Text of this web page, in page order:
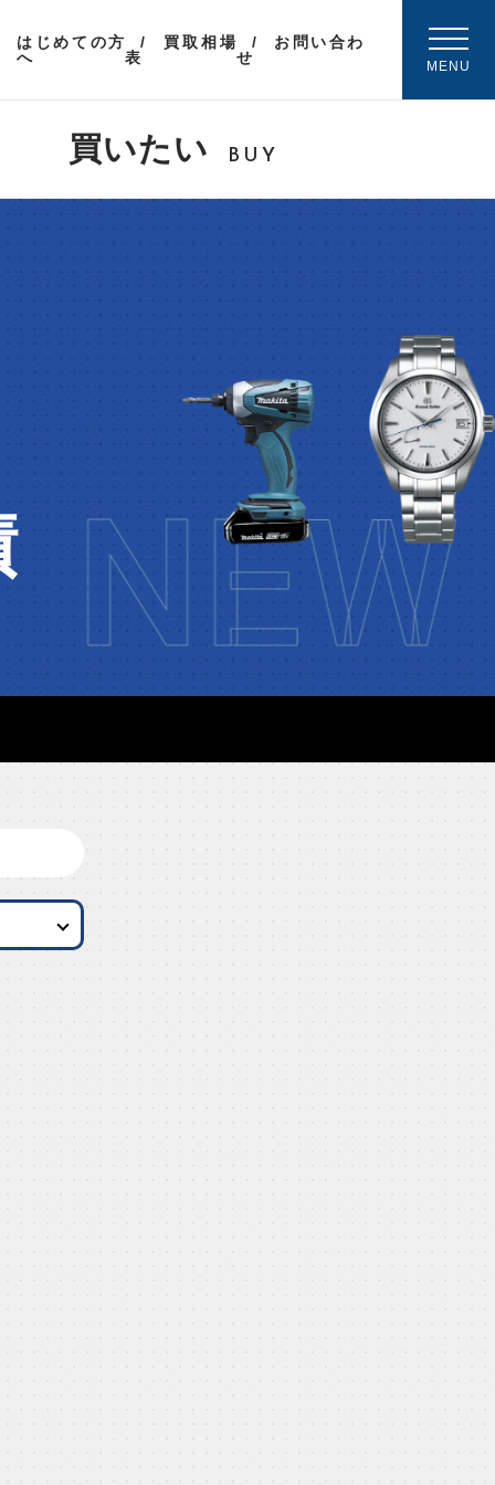
はじめての方
へ
買取相場
表
お問い合わ
せ
MENU
買いたい BUY